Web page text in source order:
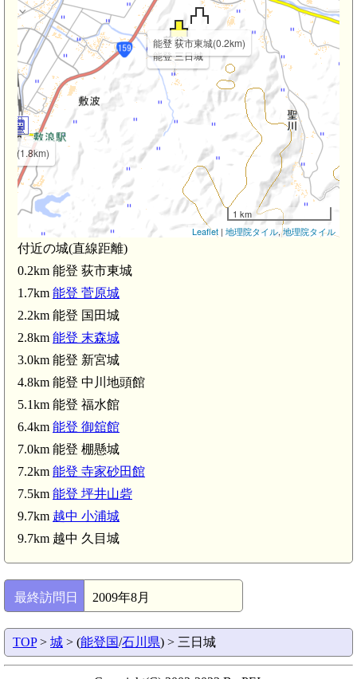
駅(1.8km)
能登 三日城
能登 荻市東城(0.2km)
1 km
Leaflet | 地理院タイル,地理院タイル
付近の城(直線距離)
0.2km 能登 荻市東城
1.7km 能登 菅原城
2.2km 能登 国田城
2.8km 能登 末森城
3.0km 能登 新宮城
4.8km 能登 中川地頭館
5.1km 能登 福水館
6.4km 能登 御舘館
7.0km 能登 棚懸城
7.2km 能登 寺家砂田館
7.5km 能登 坪井山砦
9.7km 越中 小浦城
9.7km 越中 久目城
最終訪問日 2009年8月
TOP> 城 > (能登国/石川県) > 三日城